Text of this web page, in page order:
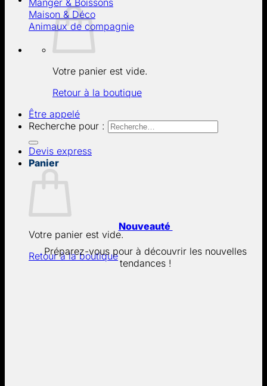
Votre panier est vide.
Retour à la boutique
Être appelé
Recherche pour :
Devis express
Panier
Votre panier est vide.
Retour à la boutique
Manger & Boissons
Maison & Déco
Animaux de compagnie
Nouveauté
Préparez-vous pour à découvrir les nouvelles
tendances !